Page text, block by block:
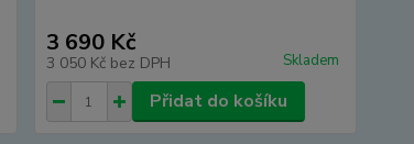
3 690 Kč
3 050 Kč bez DPH Skladem
Přidat do košíku